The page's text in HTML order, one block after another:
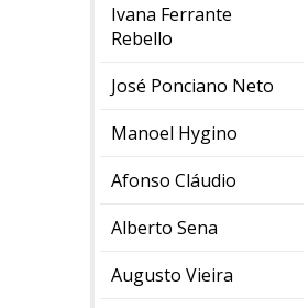
Ivana Ferrante
Rebello
José Ponciano Neto
Manoel Hygino
Afonso Cláudio
Alberto Sena
Augusto Vieira